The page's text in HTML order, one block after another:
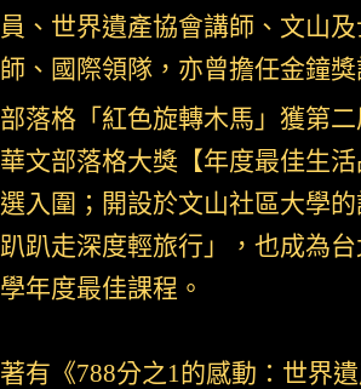
員、世界遺產協會講師、文山
師、國際領隊，亦曾擔任金鐘獎
部落格「紅色旋轉木馬」獲第
華文部落格大獎【年度最佳生
選入圍；開設於文山社區大學
趴趴走深度輕旅行」，也成為
學年度最佳課程。
著有《788分之1的感動：世界